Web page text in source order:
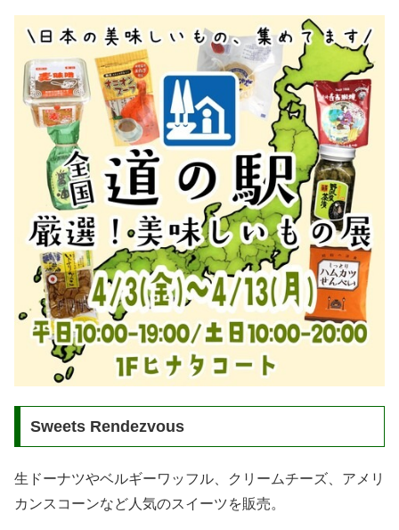
Sweets Rendezvous
生ドーナツやベルギーワッフル、クリームチーズ、アメリ
カンスコーンなど人気のスイーツを販売。